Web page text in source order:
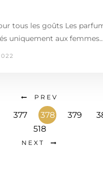
tous les goûts Les
uniquement aux
PREV
377 378 379
518
NEXT